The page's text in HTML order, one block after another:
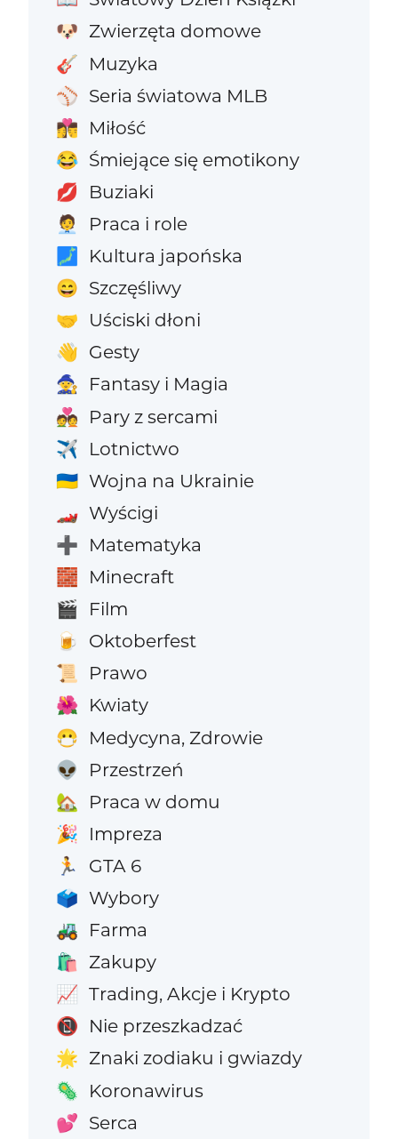
🐶 Zwierzęta domowe
🎸 Muzyka
⚾ Seria światowa MLB
👩‍❤️‍💋‍👨 Miłość
😂 Śmiejące się emotikony
💋 Buziaki
🧑‍💼 Praca i role
🗾 Kultura japońska
😄 Szczęśliwy
🤝 Uściski dłoni
👋 Gesty
🧙 Fantasy i Magia
💑 Pary z sercami
✈️ Lotnictwo
🇺🇦 Wojna na Ukrainie
🏎️ Wyścigi
➕ Matematyka
🧱 Minecraft
🎬 Film
🍺 Oktoberfest
📜 Prawo
🌺 Kwiaty
😷 Medycyna, Zdrowie
👽 Przestrzeń
🏡 Praca w domu
🎉 Impreza
🏃 GTA 6
🗳️ Wybory
🚜 Farma
🛍️ Zakupy
📈 Trading, Akcje i Krypto
📵 Nie przeszkadzać
🌟 Znaki zodiaku i gwiazdy
🦠 Koronawirus
💕 Serca